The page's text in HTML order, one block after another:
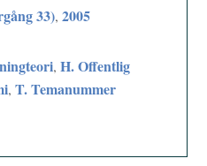
33),2005
,H. Offentlig
,T. Temanummer